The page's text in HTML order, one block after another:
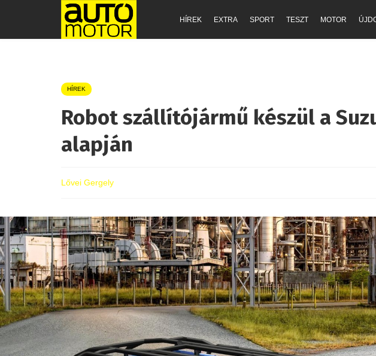
HÍREK EXTRA SPORT TESZT MOTOR
HÍREK
Robot szállítójármű készül a
alapján
Lővei Gergely